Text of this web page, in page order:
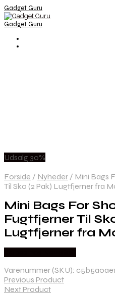
Gadget Guru
Gadget Guru
Udsalg 30%
Forside / Nyheder / Mini Bags
Til Sko (2 Pak) Lugtfjerner fra
Mini Bags For
Fugtfjerner Til
Lugtfjerner fra
Varenummer (SKU):
Previous Product
Next Product